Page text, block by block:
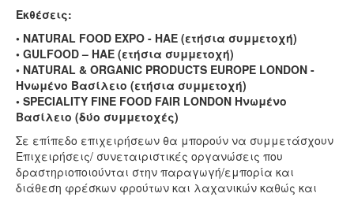
Εκθέσεις:
• NATURAL FOOD EXPO - HAE (ετήσια συμμετοχή)
• GULFOOD – HAE (ετήσια συμμετοχή)
• NATURAL & ORGANIC PRODUCTS EUROPE LONDON -
Ηνωμένο Βασίλειο (ετήσια συμμετοχή)
• SPECIALITY FINE FOOD FAIR LONDON Ηνωμένο
Βασίλειο (δύο συμμετοχές)
Σε επίπεδο επιχειρήσεων θα μπορούν να συμμετάσχουν
Επιχειρήσεις/ συνεταιριστικές οργανώσεις που
δραστηριοποιούνται στην παραγωγή/εμπορία και
διάθεση φρέσκων φρούτων και λαχανικών καθώς και